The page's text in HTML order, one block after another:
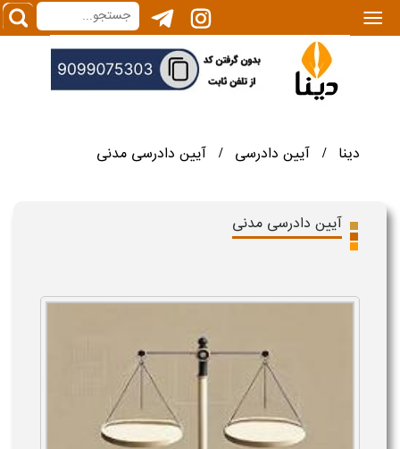
|||
دینا / آیین دادرسی / آیین دادرسی مدنی
آیین دادرسی مدنی